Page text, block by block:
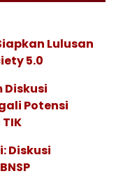
Lulusan
5.0
Diskusi
Potensi
Diskusi